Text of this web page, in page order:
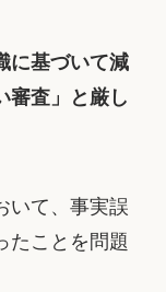
に基づいて減
審査」と厳し
いて、事実誤
たことを問題